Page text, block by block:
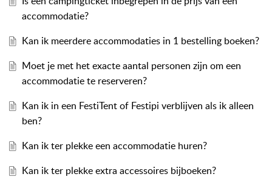
accommodatie?
Kan ik meerdere accommodaties in 1 bestelling boeken?
Moet je met het exacte aantal personen zijn om een
accommodatie te reserveren?
Kan ik in een FestiTent of Festipi verblijven als ik alleen
ben?
Kan ik ter plekke een accommodatie huren?
Kan ik ter plekke extra accessoires bijboeken?